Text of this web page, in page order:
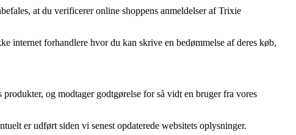
at du verificerer online shoppens anmeldelser af Trixie
internet forhandlere hvor du kan skrive en bedømmelse af deres køb,
og modtager godtgørelse for så vidt en bruger fra vores
er udført siden vi senest opdaterede websitets oplysninger.